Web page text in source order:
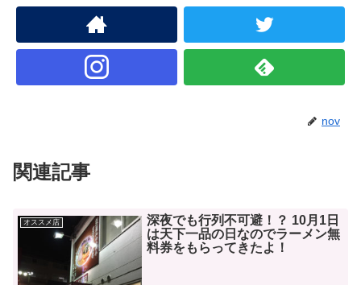
nov
関連記事
オススメ店
深夜でも行列不可避！？ 10月1日
は天下一品の日なのでラーメン無
料券をもらってきたよ！